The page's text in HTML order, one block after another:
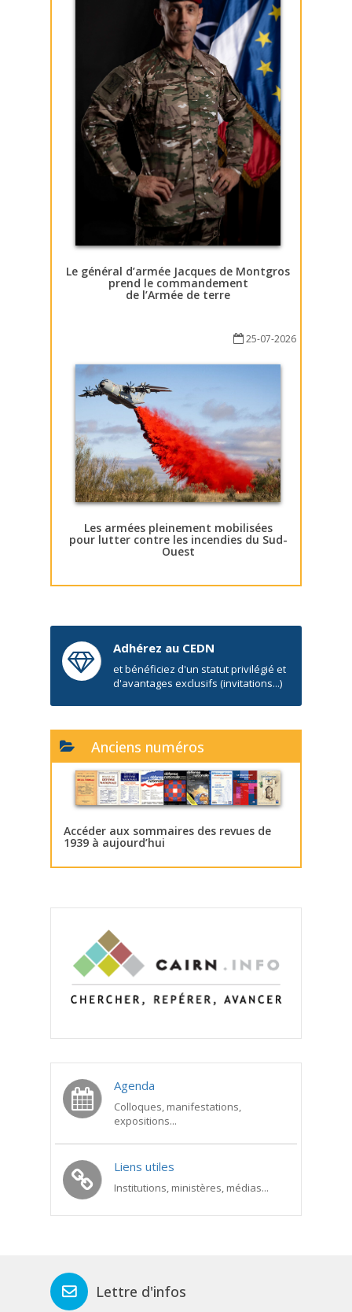
Le général d’armée Jacques de Montgros
prend le commandement
de l’Armée de terre
25-07-2026
Les armées pleinement mobilisées
pour lutter contre les incendies du Sud-
Ouest
Adhérez au CEDN
et bénéficiez d'un statut privilégié et
d'avantages exclusifs (invitations...)
Anciens numéros
Accéder aux sommaires des revues de
1939 à aujourd’hui
Agenda
Colloques, manifestations,
expositions...
Liens utiles
Institutions, ministères, médias...
Lettre d'infos